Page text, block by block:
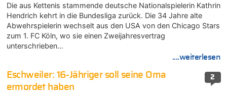
Die aus Kettenis stammende deutsche Nationalspielerin Kathrin
Hendrich kehrt in die Bundesliga zurück. Die 34 Jahre alte
Abwehrspielerin wechselt aus den USA von den Chicago Stars
zum 1. FC Köln, wo sie einen Zweijahresvertrag
unterschrieben…
....weiterlesen
2
Eschweiler: 16-Jähriger soll seine Oma
ermordet haben